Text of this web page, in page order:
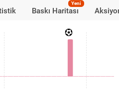
Baskı Haritası
Yeni